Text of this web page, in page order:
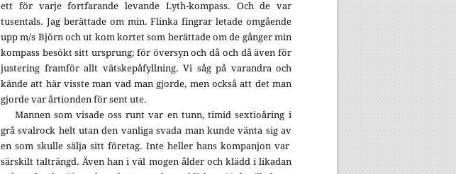
ett för varje fortfarande levande Lyth-kompass. Och de var
tusentals. Jag berättade om min. Flinka fingrar letade omgående
upp m/s Björn och ut kom kortet som berättade om de gånger min
kompass besökt sitt ursprung; för översyn och då och då även för
justering framför allt vätskepåfyllning. Vi såg på varandra och
kände att här visste man vad man gjorde, men också att det man
gjorde var årtionden för sent ute.
Mannen som visade oss runt var en tunn, timid sextioåring i
grå svalrock helt utan den vanliga svada man kunde vänta sig av
en som skulle sälja sitt företag. Inte heller hans kompanjon var
särskilt talträngd. Även han i väl mogen ålder och klädd i likadan